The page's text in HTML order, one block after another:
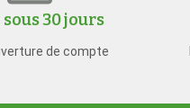
sous 30 jours
de compte